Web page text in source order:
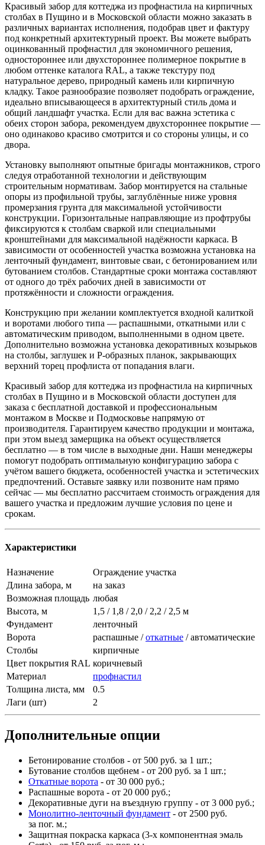
Красивый забор для коттеджа из профнастила на кирпичных
столбах в Пущино и в Московской области можно заказать в
различных вариантах исполнения, подобрав цвет и фактуру
под конкретный архитектурный проект. Вы можете выбрать
оцинкованный профнастил для экономичного решения,
одностороннее или двухстороннее полимерное покрытие в
любом оттенке каталога RAL, а также текстуру под
натуральное дерево, природный камень или кирпичную
кладку. Такое разнообразие позволяет подобрать ограждение,
идеально вписывающееся в архитектурный стиль дома и
общий ландшафт участка. Если для вас важна эстетика с
обеих сторон забора, рекомендуем двухстороннее покрытие —
оно одинаково красиво смотрится и со стороны улицы, и со
двора.
Установку выполняют опытные бригады монтажников, строго
следуя отработанной технологии и действующим
строительным нормативам. Забор монтируется на стальные
опоры из профильной трубы, заглублённые ниже уровня
промерзания грунта для максимальной устойчивости
конструкции. Горизонтальные направляющие из профтрубы
фиксируются к столбам сваркой или специальными
кронштейнами для максимальной надёжности каркаса. В
зависимости от особенностей участка возможна установка на
ленточный фундамент, винтовые сваи, с бетонированием или
бутованием столбов. Стандартные сроки монтажа составляют
от одного до трёх рабочих дней в зависимости от
протяжённости и сложности ограждения.
Конструкцию при желании комплектуется входной калиткой
и воротами любого типа — распашными, откатными или с
автоматическим приводом, выполненными в одном цвете.
Дополнительно возможна установка декоративных козырьков
на столбы, заглушек и P-образных планок, закрывающих
верхний торец профлиста от попадания влаги.
Красивый забор для коттеджа из профнастила на кирпичных
столбах в Пущино и в Московской области доступен для
заказа с бесплатной доставкой и профессиональным
монтажом в Москве и Подмосковье напрямую от
производителя. Гарантируем качество продукции и монтажа,
при этом выезд замерщика на объект осуществляется
бесплатно — в том числе в выходные дни. Наши менеджеры
помогут подобрать оптимальную конфигурацию забора с
учётом вашего бюджета, особенностей участка и эстетических
предпочтений. Оставьте заявку или позвоните нам прямо
сейчас — мы бесплатно рассчитаем стоимость ограждения для
вашего участка и предложим лучшие условия по цене и
срокам.
Характеристики
Назначение
Ограждение участка
Длина забора, м
на заказ
Возможная площадь любая
Высота, м
1,5 / 1,8 / 2,0 / 2,2 / 2,5 м
Фундамент
ленточный
Ворота
распашные /откатные / автоматические
Столбы
кирпичные
Цвет покрытия RAL коричневый
Материал
профнастил
Толщина листа, мм
0.5
Лаги (шт)
2
Дополнительные опции
Бетонирование столбов - от 500 руб. за 1 шт.;
Бутование столбов щебнем - от 200 руб. за 1 шт.;
Откатные ворота - от 30 000 руб.;
Распашные ворота - от 20 000 руб.;
Декоративные дуги на въездную группу - от 3 000 руб.;
Монолитно-ленточный фундамент - от 2500 руб.
за пог. м.;
Защитная покраска каркаса (3-х компонентная эмаль